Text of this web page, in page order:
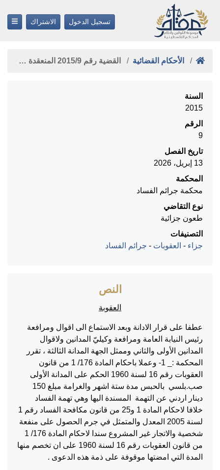
تسجيل الدخول الاشتراك
الأحكام القضائية القضية رقم ‎9‏/‎2015‏ المنعقدة …
السنة
2015
الرقم
9
تاريخ الفصل
13 إبريل، 2026
المحكمة
محكمة جرائم الفساد
نوع التقاضي
طعون جزائية
التصنيفات
جزاء - العقوبات - جرائم الفساد
النص
العقوبة
عطفا على قرار الادانة وبعد الاستماع الى اقوال ومرافعة
رئيس النيابة العامة ومرافعة وكيليّ المدانين ولاقوال
المدانين الأولى والثاني وممثل الجهة المدانة الثالثة ، تقرر
المحكمة :_ 1- وعملا باحكام المادة 176/ 1 من قانون
العقوبات رقم 16 لسنة 1960 الحكم على المدانة الأولى
صب.بلسي بالحبس مدة ستة اشهر والغرامة مبلغ 150
دينار اردني عن التهمة المسندة اليها وهي تهمة الفساد
خلافا لاحكام المادة 1 و25 من قانون مكافحة الفساد رقم 1
لسنة 2005 المعدل والمتمثل في جرم الحصول على منفعة
شخصية والاتجار غير المشروع سندا لاحكام المادة 176/ 1
من قانون العقوبات رقم 16 لسنة 1960 على ان تخصم منها
المدة التي امضتها موقوفة على ذمة هذه الدعوى .